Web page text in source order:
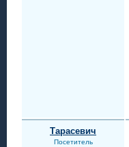
Тарасевич
Посетитель